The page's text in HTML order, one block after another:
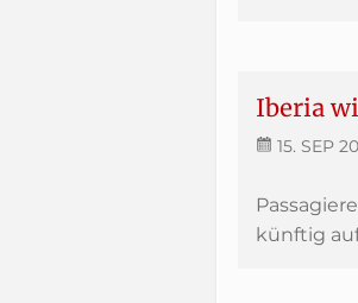
Iberia
15. SEP
künftig